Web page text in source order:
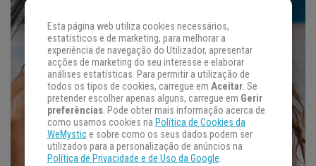
Esta página web utiliza cookies necessários,
estatísticos e de marketing, para melhorar a
experiência de navegação do Utilizador, apresentar
acções de marketing do seu interesse e elaborar
análises estatísticas. Para permitir a utilização de
todos os tipos de cookies, carregue em Aceitar. Se
pretender escolher apenas alguns, carregue em Gerir
preferências. Pode obter mais informação acerca de
como usamos cookies na Política de Cookies da
WeMystice sobre como os seus dados podem ser
utilizados para a personalização de anúncios na
Política de Privacidade e de Uso da Google.